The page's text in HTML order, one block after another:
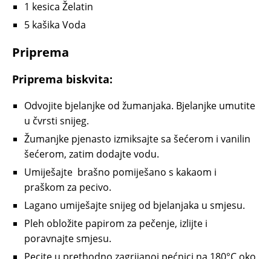
1 kesica Želatin
5 kašika Voda
Priprema
Priprema biskvita:
Odvojite bjelanjke od žumanjaka. Bjelanjke umutite
u čvrsti snijeg.
Žumanjke pjenasto izmiksajte sa šećerom i vanilin
šećerom, zatim dodajte vodu.
Umiješajte brašno pomiješano s kakaom i
praškom za pecivo.
Lagano umiješajte snijeg od bjelanjaka u smjesu.
Pleh obložite papirom za pečenje, izlijte i
poravnajte smjesu.